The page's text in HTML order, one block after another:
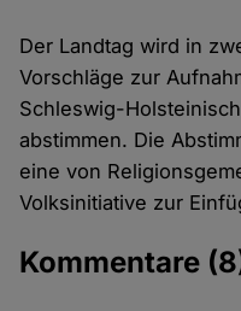
Der Landtag wird in
Vorschläge zur
Schleswig-
abstimmen. Die
eine von
Volksinitiative zur
Kommentare